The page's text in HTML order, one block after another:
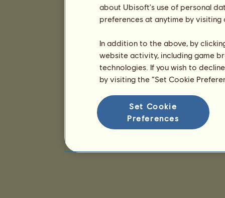
about Ubisoft's use of personal
preferences at anytime by
In addition to the above, by
website activity, including game
technologies. If you wish to
by visiting the “Set Cookie
Set Cookie
Preferences